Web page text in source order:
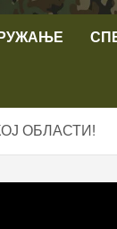
ОБЛАСТИ!